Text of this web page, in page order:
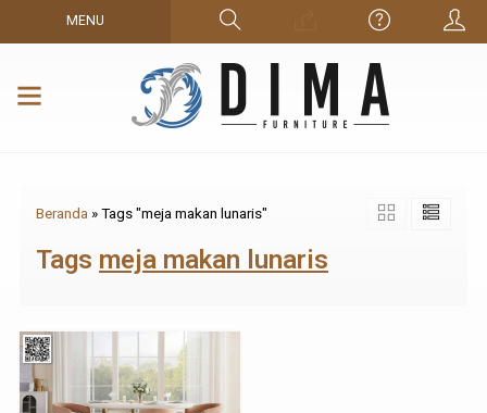
MENU
Beranda »Tags "meja makan lunaris"
Tags meja makan lunaris